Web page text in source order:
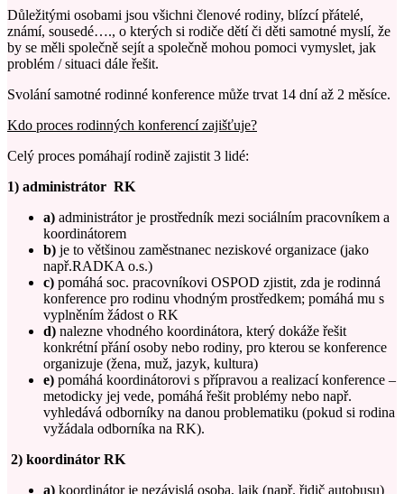
Důležitými osobami jsou všichni členové rodiny, blízcí přátelé,
známí, sousedé…., o kterých si rodiče dětí či děti samotné myslí, že
by se měli společně sejít a společně mohou pomoci vymyslet, jak
problém / situaci dále řešit.
Svolání samotné rodinné konference může trvat 14 dní až 2 měsíce.
Kdo proces rodinných konferencí zajišťuje?
Celý proces pomáhají rodině zajistit 3 lidé:
1) administrátor RK
a) administrátor je prostředník mezi sociálním pracovníkem a
koordinátorem
b) je to většinou zaměstnanec neziskové organizace (jako
např.RADKA o.s.)
c) pomáhá soc. pracovníkovi OSPOD zjistit, zda je rodinná
konference pro rodinu vhodným prostředkem; pomáhá mu s
vyplněním žádost o RK
d) nalezne vhodného koordinátora, který dokáže řešit
konkrétní přání osoby nebo rodiny, pro kterou se konference
organizuje (žena, muž, jazyk, kultura)
e) pomáhá koordinátorovi s přípravou a realizací konference –
metodicky jej vede, pomáhá řešit problémy nebo např.
vyhledává odborníky na danou problematiku (pokud si rodina
vyžádala odborníka na RK).
2) koordinátor RK
a) koordinátor je nezávislá osoba, laik (např. řidič autobusu)